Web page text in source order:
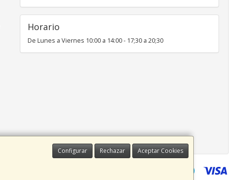
Configurar Rechazar Aceptar Cookies
Horario
De Lunes a Viernes 10:00 a 14:00 - 17;30 a 20;30